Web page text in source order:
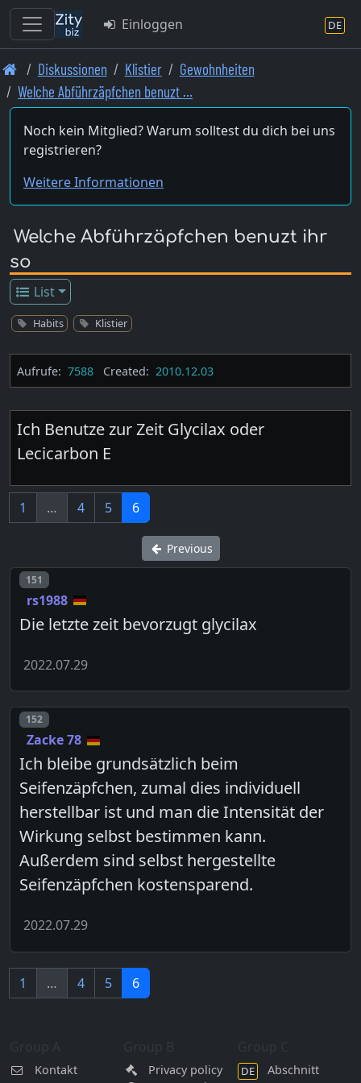
Skip
to
main
content
Einloggen DE
Diskussionen Klistier
Gewohnheiten
Welche Abführzäpfchen benuzt …
Noch kein Mitglied? Warum solltest du dich bei uns
registrieren?
Weitere Informationen
Welche Abführzäpfchen benuzt ihr
so
List
Habits Klistier
Aufrufe: 7588 Created: 2010.12.03
Ich Benutze zur Zeit Glycilax oder
Lecicarbon E
1 … 4 5 6
Previous
Post number
151
rs1988
Die letzte zeit bevorzugt glycilax
2022.07.29
Post number
152
Zacke 78
Ich bleibe grundsätzlich beim
Seifenzäpfchen, zumal dies individuell
herstellbar ist und man die Intensität der
Wirkung selbst bestimmen kann.
Außerdem sind selbst hergestellte
Seifenzäpfchen kostensparend.
2022.07.29
1 … 4 5 6
Kontakt
Privacy policy
DE
Abschnitt